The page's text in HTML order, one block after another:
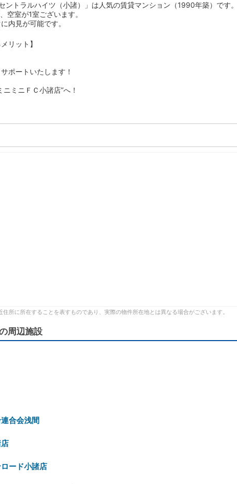
ントラルハイツ（小諸）」は人気の賃貸マンション（1990年築）です。
空室が1室ございます。
内見が可能です。
リット】
ポートいたします！
ミニＦＣ小諸店”へ！
所に所在することを表すものであり、実際の物件所在地とは異なる場合がございます。
周辺施設
合会浅間
ード小諸店